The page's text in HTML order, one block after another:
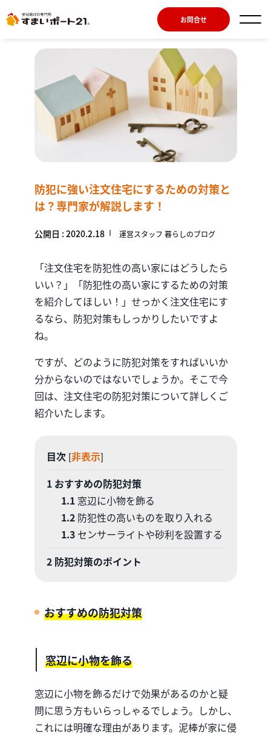
お問合せ
防犯に強い注文住宅にするための対策と
は？専門家が解説します！
公開日 : 2020.2.18 運営スタッフ 暮らしのブログ
「注文住宅を防犯性の高い家にはどうしたら
いい？」「防犯性の高い家にするための対策
を紹介してほしい！」せっかく注文住宅にす
るなら、防犯対策もしっかりしたいですよ
ね。
ですが、どのように防犯対策をすればいいか
分からないのではないでしょうか。そこで今
回は、注文住宅の防犯対策について詳しくご
紹介いたします。
目次 [非表示]
1おすすめの防犯対策
1.1窓辺に小物を飾る
1.2防犯性の高いものを取り入れる
1.3センサーライトや砂利を設置する
2防犯対策のポイント
おすすめの防犯対策
窓辺に小物を飾る
窓辺に小物を飾るだけで効果があるのかと疑
問に思う方もいらっしゃるでしょう。しかし、
これには明確な理由があります。泥棒が家に侵